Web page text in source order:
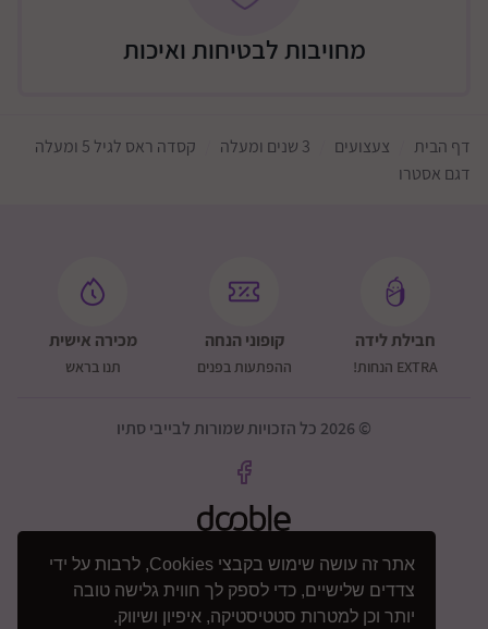
אתר זה עושה שימוש בקבצי Cookies, לרבות על ידי
צדדים שלישיים, כדי לספק לך חווית גלישה טובה
יותר וכן למטרות סטטיסטיקה, איפיון ושיווק.
מחויבות לבטיחות ואיכות
דף הבית צעצועים 3 שנים ומעלה
קסדה ראס לגיל 5 ומעלה
דגם אסטרו
חבילת לידה
EXTRA הנחות!
קופוני הנחה
ההפתעות בפנים
מכירה אישית
תנו בראש
© 2026 כל הזכויות שמורות לבייבי סתיו